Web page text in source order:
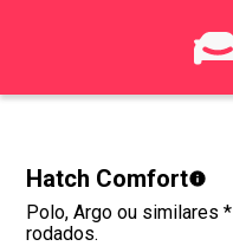
Hatch Comfort
Polo, Argo ou similares *
rodados.